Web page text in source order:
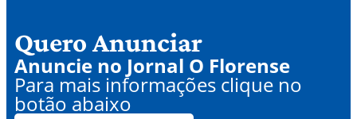
Quero Anunciar
Anuncie no Jornal O Florense
Para mais informações clique no
botão abaixo